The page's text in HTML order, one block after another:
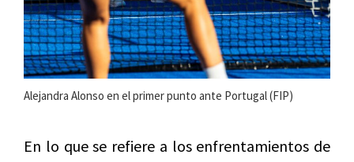
Alejandra Alonso en el primer punto ante Portugal (FIP)
En lo que se refiere a los enfrentamientos de